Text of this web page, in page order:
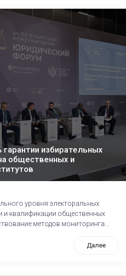
избирательных
общественных и
уровня электоральных
и квалификации общественных
методов мониторинга...
Далее